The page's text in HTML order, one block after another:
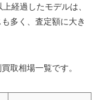
経過したモデルは、
多く、査定額に大き
取相場一覧です。